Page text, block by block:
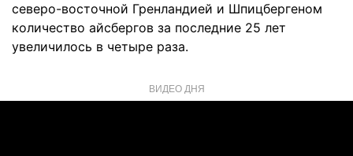
северо-восточной Гренландией и Шпицбергеном
количество айсбергов за последние 25 лет
увеличилось в четыре раза.
ВИДЕО ДНЯ